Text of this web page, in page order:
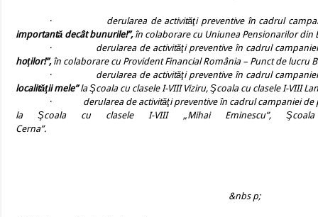
·
derularea de activităţi preventive în cadrul
importantă decât bunurile!”, în colaborare cu Uniunea Pensionarilor din
·
derularea de activităţi preventive în cadrul
hoţilor!”,în colaborare cu Provident Financial România – Punct de lucru
·
derularea de activităţi preventive în cadrul
localităţii mele”la Şcoala cu clasele I-VIII Viziru, Şcoala cu clasele I-VIII
·
derularea de activităţi preventive în cadrul campaniei
la Şcoala cu clasele I-VIII „Mihai Eminescu”,